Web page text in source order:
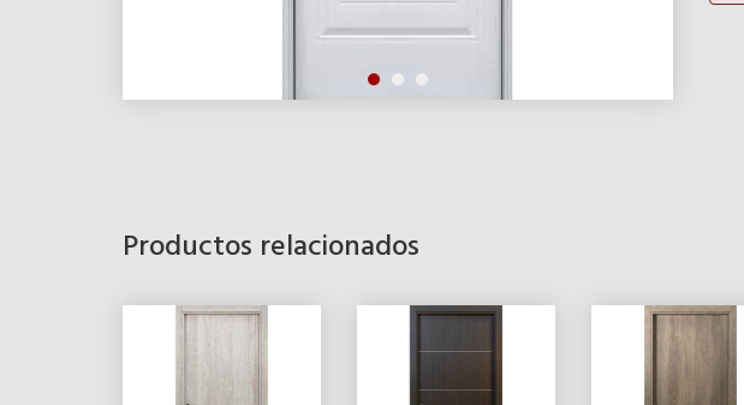
Productos relacionados